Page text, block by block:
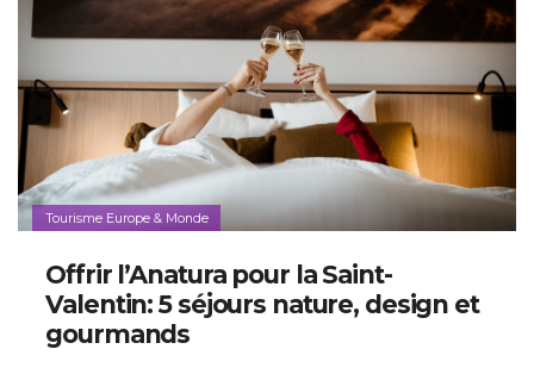
Tourisme Europe & Monde
Offrir l’Anatura pour la Saint-
Valentin: 5 séjours nature, design et
gourmands